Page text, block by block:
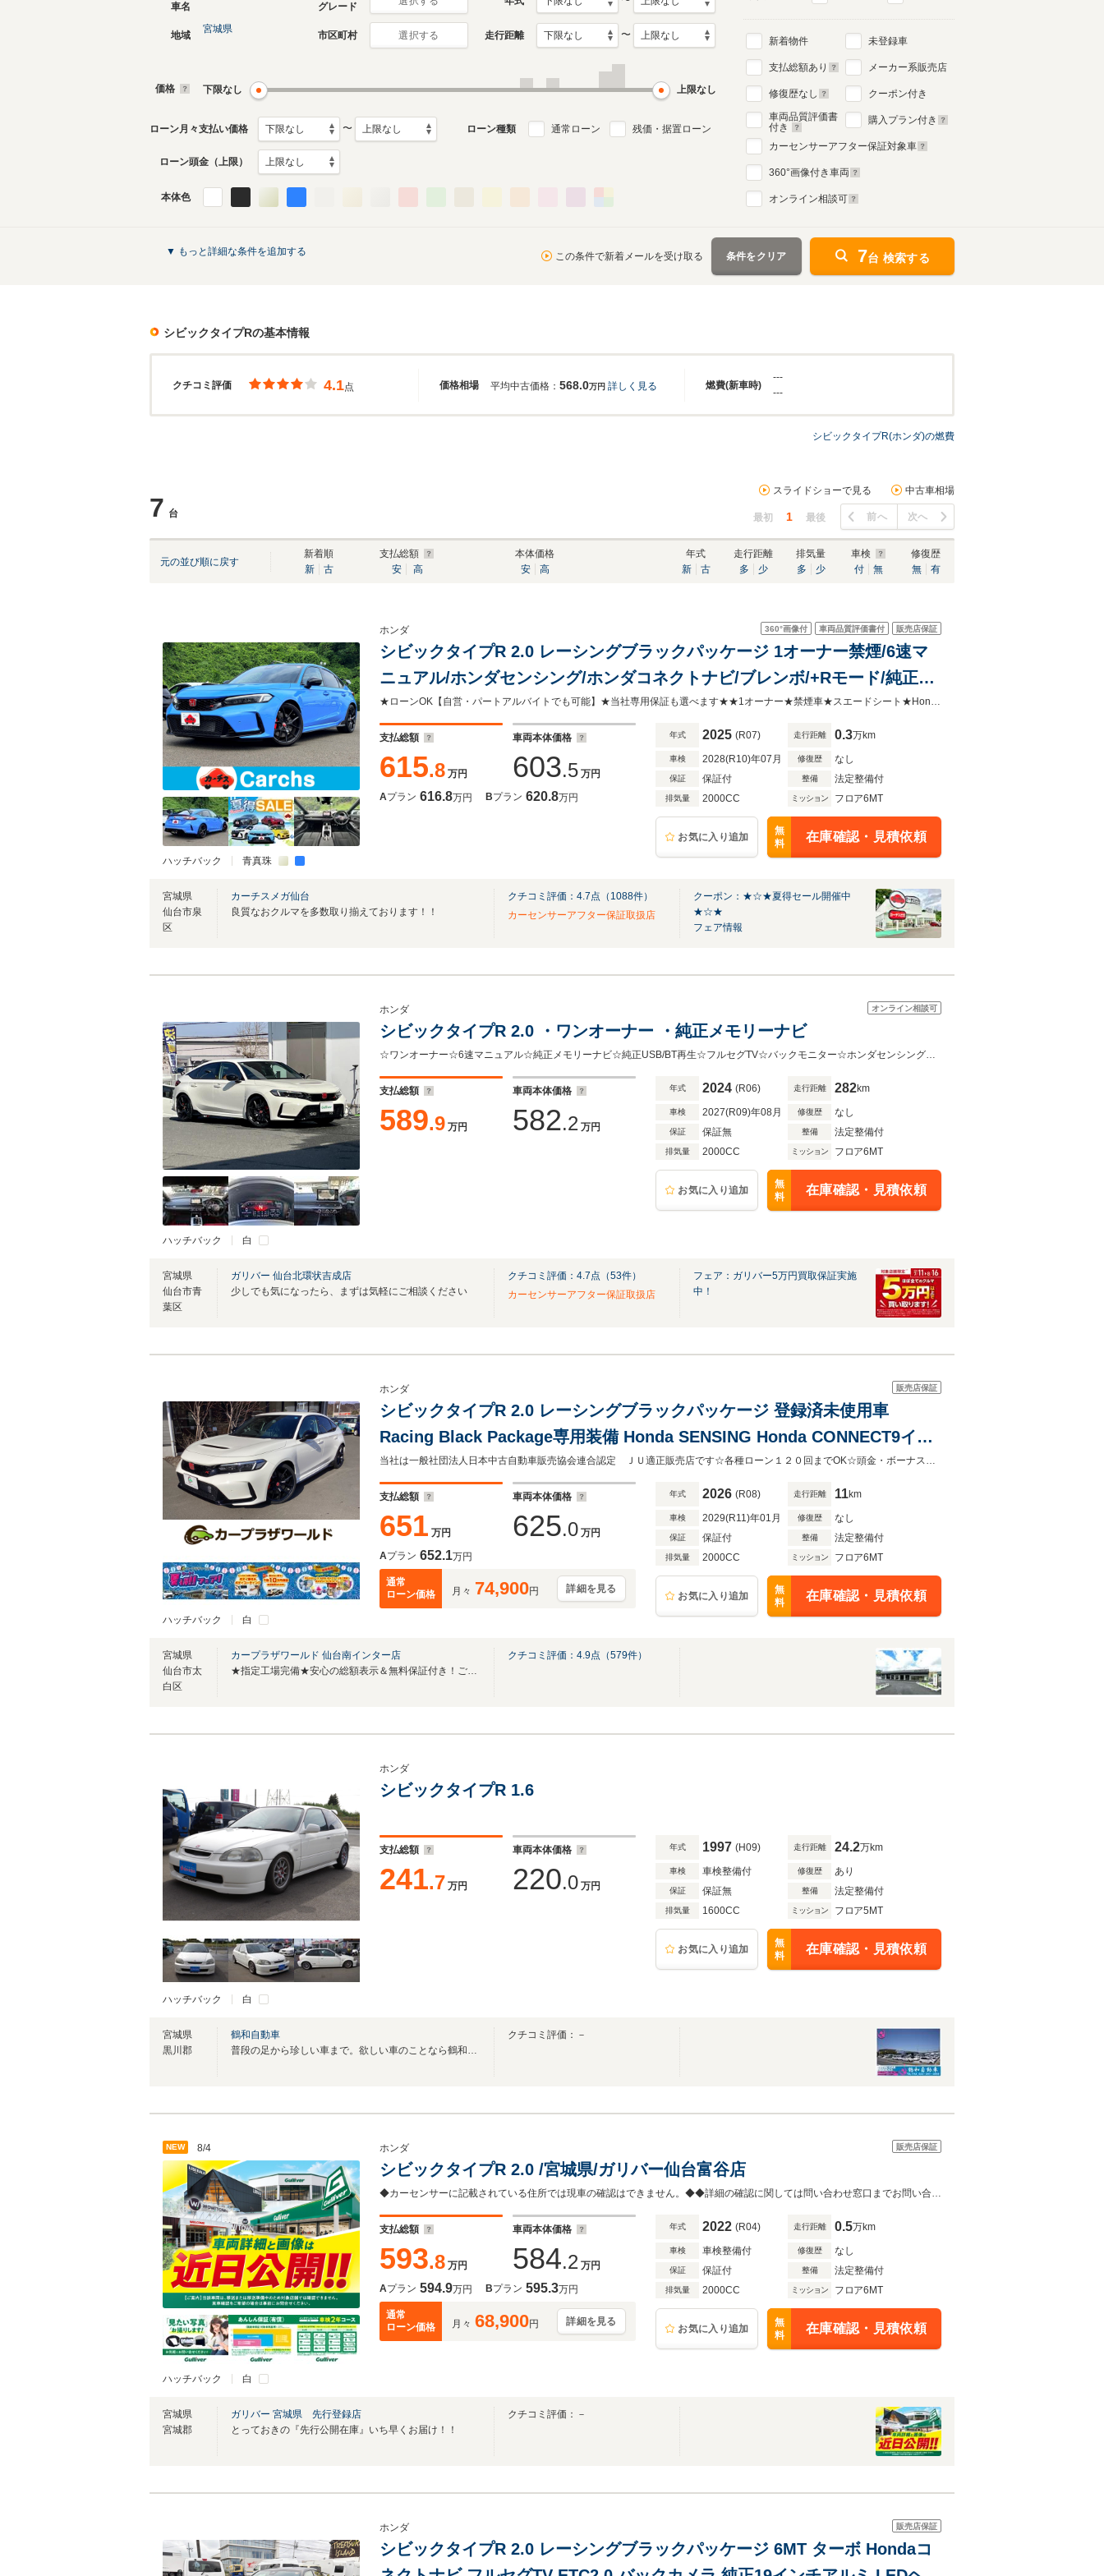
生産モデル
2001年12月～2005年8月
初代
車名 グレード
地域
宮城県
市区町村 選択する 走行距離 〜
価格 下限なし 上限なし
ローン月々支払い価格 〜 ローン種類 通常ローン 残価・据置ローン
ローン頭金（上限）
本体色
新着物件
支払総額あり
修復歴なし
車両品質評価書
付き
未登録車
メーカー系販売店
クーポン付き
購入プラン付き
カーセンサーアフター保証対象車
360°画像付き車両
オンライン相談可
▼ もっと詳細な条件を追加する この条件で新着メールを受け取る 条件をクリア 7台 検索する
シビックタイプRの基本情報
クチコミ評価 価格相場 燃費(新車時)
4.1点 平均中古価格： 568.0万円 詳しく見る
---
---
シビックタイプR(ホンダ)の燃費
7 台
スライドショーで見る 中古車相場
最初 1 最後 前へ 次へ
元の並び順に戻す
新着順
新
古
支払総額
安
高
本体価格
安
高
年式
新
古
走行距離
多
少
排気量
多
少
車検
付
無
修復歴
無
有
ハッチバック 青真珠
360°画像付 車両品質評価書付 販売店保証
ホンダ
シビックタイプR 2.0 レーシングブラックパッケージ 1オーナー禁煙/6速マ
ニュアル/ホンダセンシング/ホンダコネクトナビ/ブレンボ/+Rモード/純正大
型リアスポイラー/LEDヘッドライト/ワイヤレス充電/左右独立調整エアコ
ン/Apple CarPlay & Android Auto
★ローンOK【自営・パートアルバイトでも可能】★当社専用保証も選べます★★1オーナー★禁煙車★スエードシート★Honda LogR★フルセグTV★純正アルミホイール★専用セミバケ★
支払総額
615.8 万円
車両本体価格
603.5 万円
Aプラン 616.8万円 Bプラン 620.8万円
年式 2025 (R07) 走行距離 0.3万km
車検 2028(R10)年07月 修復歴 なし
保証 保証付 整備 法定整備付
排気量 2000CC ミッション フロア6MT
お気に入り追加
無
料
在庫確認・見積依頼
宮城県
仙台市泉
区
カーチスメガ仙台
良質なおクルマを多数取り揃えております！！
クチコミ評価： 4.7点（ 1088件）
カーセンサーアフター保証取扱店
クーポン：★☆★夏得セール開催中
★☆★
フェア情報
ハッチバック 白
オンライン相談可
ホンダ
シビックタイプR 2.0 ・ワンオーナー ・純正メモリーナビ
☆ワンオーナー☆6速マニュアル☆純正メモリーナビ☆純正USB/BT再生☆フルセグTV☆バックモニター☆ホンダセンシング☆レーダークルーズコントロール☆PCS/LKA/BSM/標識検知☆コーナー
支払総額
589.9 万円
車両本体価格
582.2 万円
年式 2024 (R06) 走行距離 282km
車検 2027(R09)年08月 修復歴 なし
保証 保証無 整備 法定整備付
排気量 2000CC ミッション フロア6MT
お気に入り追加
無
料
在庫確認・見積依頼
宮城県
仙台市青
葉区
ガリバー 仙台北環状吉成店
少しでも気になったら、まずは気軽にご相談ください
クチコミ評価： 4.7点（53件）
カーセンサーアフター保証取扱店
フェア：ガリバー5万円買取保証実施
中！
ハッチバック 白
販売店保証
ホンダ
シビックタイプR 2.0 レーシングブラックパッケージ 登録済未使用車
Racing Black Package専用装備 Honda SENSING Honda CONNECT9イン
チディスプレー+ETC2.0車載器 フルセグTV 19インチリバースリムアルミホ
イール Hondaスマートキーシステム フルLEDヘッドライト
当社は一般社団法人日本中古自動車販売協会連合認定 ＪＵ適正販売店です☆各種ローン１２０回までOK☆頭金・ボーナス払い無し可能☆即日ネット審査受付中☆全国県外納車可能です☆
支払総額
651 万円
車両本体価格
625.0 万円
Aプラン 652.1万円
通常
ローン価格
月々 74,900円 詳細を見る
年式 2026 (R08) 走行距離 11km
車検 2029(R11)年01月 修復歴 なし
保証 保証付 整備 法定整備付
排気量 2000CC ミッション フロア6MT
お気に入り追加
無
料
在庫確認・見積依頼
宮城県
仙台市太
白区
カープラザワールド 仙台南インター店
★指定工場完備★安心の総額表示＆無料保証付き！ご購入後のメンテナンスもおまかせ！
クチコミ評価： 4.9点（579件）
ハッチバック 白
ホンダ
シビックタイプR 1.6
支払総額
241.7 万円
車両本体価格
220.0 万円
年式 1997 (H09) 走行距離 24.2万km
車検 車検整備付 修復歴 あり
保証 保証無 整備 法定整備付
排気量 1600CC ミッション フロア5MT
お気に入り追加
無
料
在庫確認・見積依頼
宮城県
黒川郡
鶴和自動車
普段の足から珍しい車まで。欲しい車のことなら鶴和自動車へ！
クチコミ評価：－
NEW 8/4
ハッチバック 白
販売店保証
ホンダ
シビックタイプR 2.0 /宮城県/ガリバー仙台富谷店
◆カーセンサーに記載されている住所では現車の確認はできません。◆◆詳細の確認に関しては問い合わせ窓口までお問い合わせの上、ご確認をお願い致します。◆
支払総額
593.8 万円
車両本体価格
584.2 万円
Aプラン 594.9万円 Bプラン 595.3万円
通常
ローン価格
月々 68,900円 詳細を見る
年式 2022 (R04) 走行距離 0.5万km
車検 車検整備付 修復歴 なし
保証 保証付 整備 法定整備付
排気量 2000CC ミッション フロア6MT
お気に入り追加
無
料
在庫確認・見積依頼
宮城県
宮城郡
ガリバー 宮城県 先行登録店
とっておきの『先行公開在庫』いち早くお届け！！
クチコミ評価：－
販売店保証
ホンダ
シビックタイプR 2.0 レーシングブラックパッケージ 6MT ターボ Hondaコ